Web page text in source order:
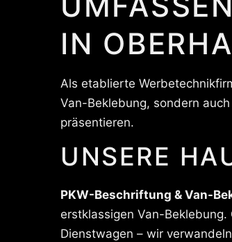
IN
Als etablierte
Van-Beklebung, sondern
präsentieren.
UNSERE
PKW-Beschriftung & Van-
erstklassigen Van-
Dienstwagen – wir